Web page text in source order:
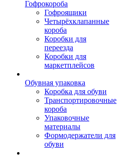
Гофрокороба
Гофроящики
Четырёхклапанные
короба
Коробки для
переезда
Коробки для
маркетплейсов
Обувная упаковка
Коробка для обуви
Транспортировочные
короба
Упаковочные
материалы
Формодержатели для
обуви